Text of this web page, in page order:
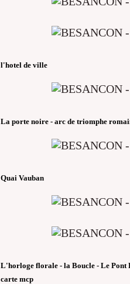
l'hotel de ville
La porte noire - arc de triomphe
Quai Vauban
L'horloge florale - la Boucle - Le Pont
carte mcp